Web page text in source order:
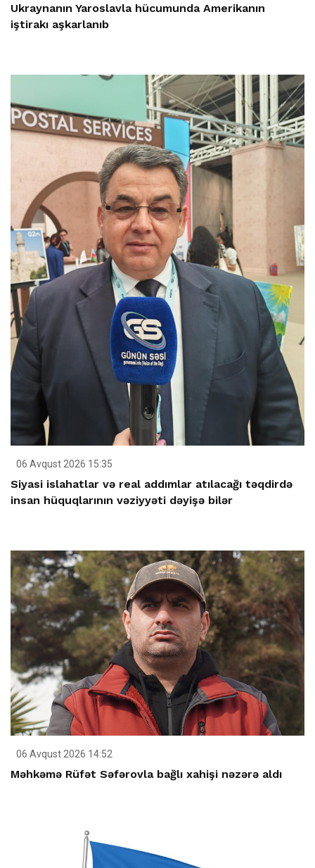
Ukraynanın Yaroslavla hücumunda Amerikanın
iştirakı aşkarlanıb
06 Avqust 2026 15:35
Siyasi islahatlar və real addımlar atılacağı təqdirdə
insan hüquqlarının vəziyyəti dəyişə bilər
06 Avqust 2026 14:52
Məhkəmə Rüfət Səfərovla bağlı xahişi nəzərə aldı